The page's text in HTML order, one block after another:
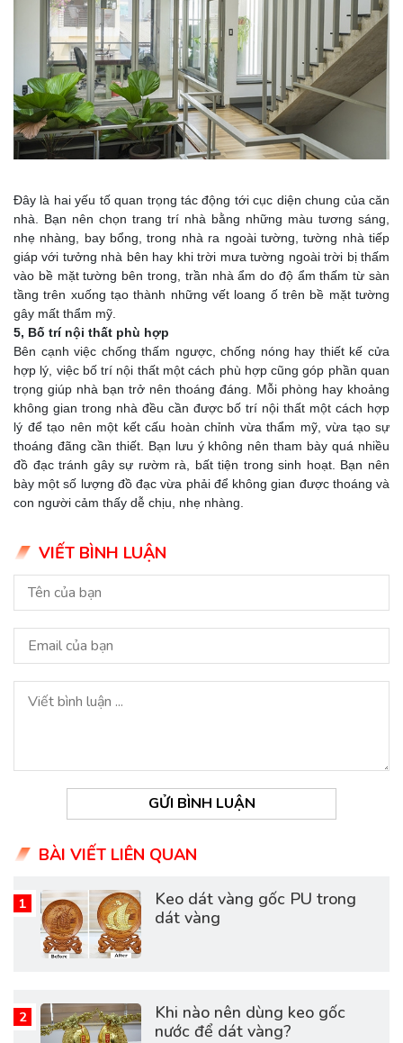
Đây là hai yếu tố quan trọng tác động tới cục diện chung của căn
nhà. Bạn nên chọn trang trí nhà bằng những màu tương sáng,
nhẹ nhàng, bay bổng, trong nhà ra ngoài tường, tường nhà tiếp
giáp với tưởng nhà bên hay khi trời mưa tường ngoài trời bị thấm
vào bề mặt tường bên trong, trần nhà ẩm do độ ẩm thấm từ sàn
tầng trên xuống tạo thành những vết loang ố trên bề mặt tường
gây mất thẩm mỹ.
5, Bố trí nội thất phù hợp
Bên cạnh việc chống thấm ngược, chống nóng hay thiết kế cửa
hợp lý, việc bố trí nội thất một cách phù hợp cũng góp phần quan
trọng giúp nhà bạn trở nên thoáng đáng. Mỗi phòng hay khoảng
không gian trong nhà đều cần được bố trí nội thất một cách hợp
lý để tạo nên một kết cấu hoàn chỉnh vừa thẩm mỹ, vừa tạo sự
thoáng đãng cần thiết. Bạn lưu ý không nên tham bày quá nhiều
đồ đạc tránh gây sự rườm rà, bất tiện trong sinh hoạt. Bạn nên
bày một số lượng đồ đạc vừa phải để không gian được thoáng và
con người cảm thấy dễ chịu, nhẹ nhàng.
VIẾT BÌNH LUẬN
GỬI BÌNH LUẬN
BÀI VIẾT LIÊN QUAN
Keo dát vàng gốc PU trong
dát vàng
Khi nào nên dùng keo gốc
nước để dát vàng?